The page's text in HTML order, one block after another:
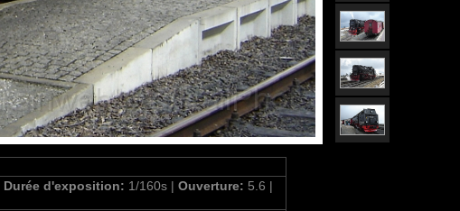
Durée d'exposition: 1/160s | Ouverture: 5.6 |